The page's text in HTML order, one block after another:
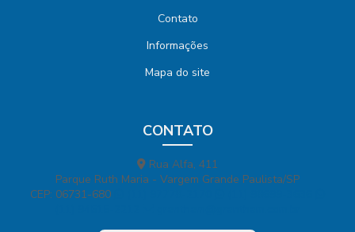
Contato
Informações
Mapa do site
CONTATO
Rua Alfa, 411
Parque Ruth Maria - Vargem Grande Paulista/SP
CEP: 06731-680